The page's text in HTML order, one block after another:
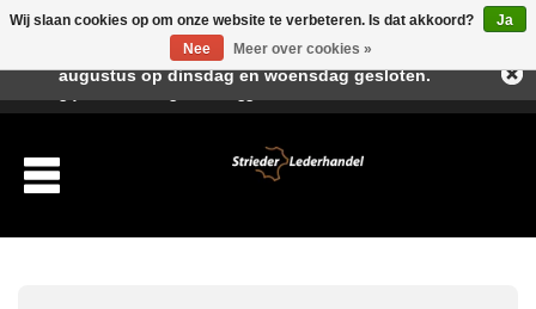
Wij slaan cookies op om onze website te verbeteren. Is dat akkoord?
Ja
Nee
Meer over cookies »
Beste klant, I.v.m. de vakantieperiode zijn wij in juli en
augustus op dinsdag en woensdag gesloten.